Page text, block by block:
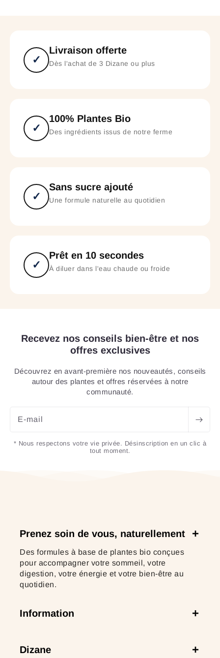
✓
Livraison offerte
Dès l'achat de 3 Dizane ou plus
✓
100% Plantes Bio
Des ingrédients issus de notre ferme
✓
Sans sucre ajouté
Une formule naturelle au quotidien
✓
Prêt en 10 secondes
À diluer dans l'eau chaude ou froide
Recevez nos conseils bien-être et nos
offres exclusives
Découvrez en avant-première nos nouveautés, conseils
autour des plantes et offres réservées à notre
communauté.
E-mail
* Nous respectons votre vie privée. Désinscription en un clic à
tout moment.
Prenez soin de vous, naturellement
Des formules à base de plantes bio conçues
pour accompagner votre sommeil, votre
digestion, votre énergie et votre bien-être au
quotidien.
Information
Dizane